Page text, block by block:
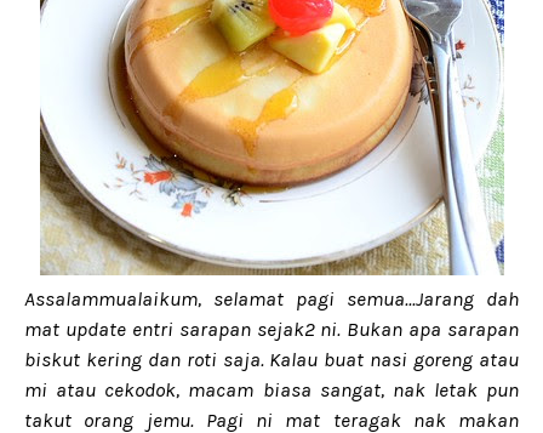
Assalammualaikum, selamat pagi semua...Jarang dah
mat update entri sarapan sejak2 ni. Bukan apa sarapan
biskut kering dan roti saja. Kalau buat nasi goreng atau
mi atau cekodok, macam biasa sangat, nak letak pun
takut orang jemu. Pagi ni mat teragak nak makan